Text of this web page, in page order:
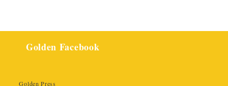
Golden Facebook
Golden Press